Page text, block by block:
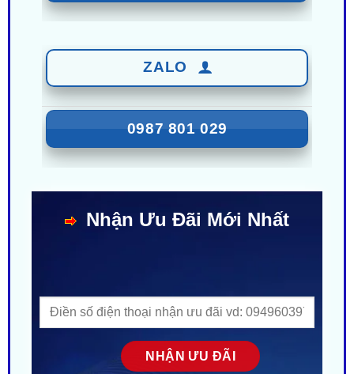
0987 801 029